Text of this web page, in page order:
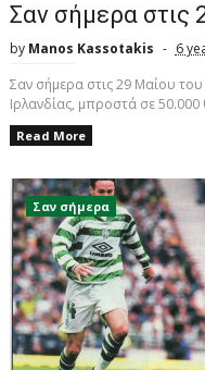
Σαν σήμερα στις
by Manos Kassotakis
6
Σαν σήμερα στις 29 Μαίου του
Ιρλανδίας, μπροστά σε
Read More
Σαν σήμερα